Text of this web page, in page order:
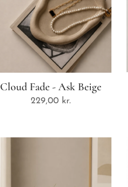
Cloud Fade - Ask Beige
229,00kr.